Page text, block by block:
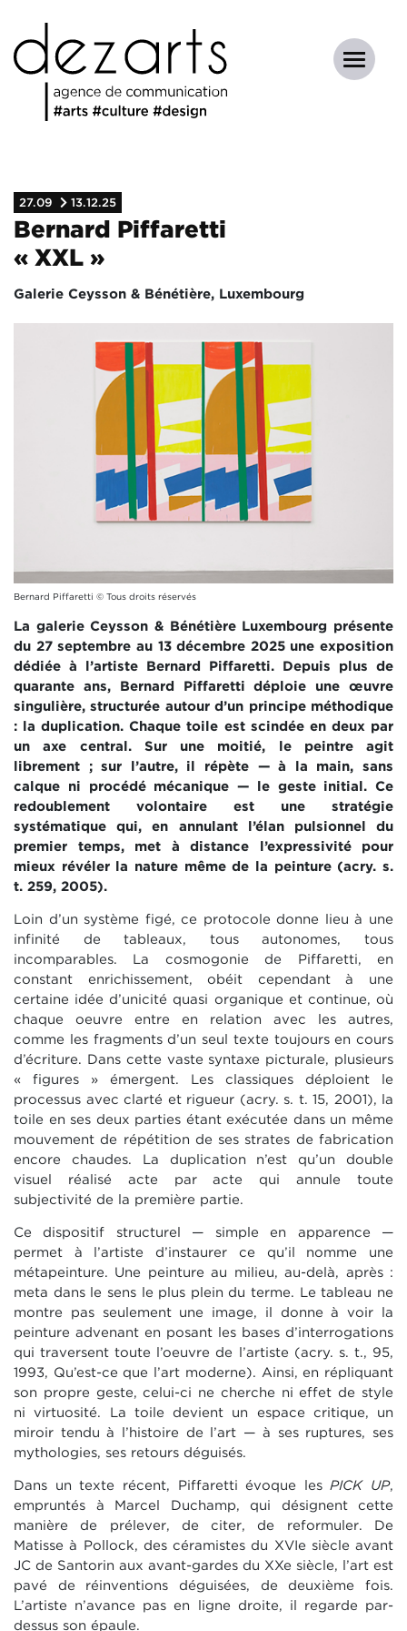
27.09 13.12.25
Bernard Piffaretti
« XXL »
Galerie Ceysson & Bénétière, Luxembourg
Bernard Piffaretti © Tous droits réservés
La galerie Ceysson & Bénétière Luxembourg présente
du 27 septembre au 13 décembre 2025 une exposition
dédiée à l’artiste Bernard Piffaretti. Depuis plus de
quarante ans, Bernard Piffaretti déploie une œuvre
singulière, structurée autour d’un principe méthodique
: la duplication. Chaque toile est scindée en deux par
un axe central. Sur une moitié, le peintre agit
librement ; sur l’autre, il répète — à la main, sans
calque ni procédé mécanique — le geste initial. Ce
redoublement volontaire est une stratégie
systématique qui, en annulant l’élan pulsionnel du
premier temps, met à distance l’expressivité pour
mieux révéler la nature même de la peinture (acry. s.
t. 259, 2005).
Loin d’un système figé, ce protocole donne lieu à une
infinité de tableaux, tous autonomes, tous
incomparables. La cosmogonie de Piffaretti, en
constant enrichissement, obéit cependant à une
certaine idée d’unicité quasi organique et continue, où
chaque oeuvre entre en relation avec les autres,
comme les fragments d’un seul texte toujours en cours
d’écriture. Dans cette vaste syntaxe picturale, plusieurs
« figures » émergent. Les classiques déploient le
processus avec clarté et rigueur (acry. s. t. 15, 2001), la
toile en ses deux parties étant exécutée dans un même
mouvement de répétition de ses strates de fabrication
encore chaudes. La duplication n’est qu’un double
visuel réalisé acte par acte qui annule toute
subjectivité de la première partie.
Ce dispositif structurel — simple en apparence —
permet à l’artiste d’instaurer ce qu’il nomme une
métapeinture. Une peinture au milieu, au-delà, après :
meta dans le sens le plus plein du terme. Le tableau ne
montre pas seulement une image, il donne à voir la
peinture advenant en posant les bases d’interrogations
qui traversent toute l’oeuvre de l’artiste (acry. s. t., 95,
1993, Qu’est-ce que l’art moderne). Ainsi, en répliquant
son propre geste, celui-ci ne cherche ni effet de style
ni virtuosité. La toile devient un espace critique, un
miroir tendu à l’histoire de l’art — à ses ruptures, ses
mythologies, ses retours déguisés.
Dans un texte récent, Piffaretti évoque lesPICK UP,
empruntés à Marcel Duchamp, qui désignent cette
manière de prélever, de citer, de reformuler. De
Matisse à Pollock, des céramistes du XVIe siècle avant
JC de Santorin aux avant-gardes du XXe siècle, l’art est
pavé de réinventions déguisées, de deuxième fois.
L’artiste n’avance pas en ligne droite, il regarde par-
dessus son épaule.